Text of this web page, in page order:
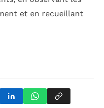
et en recueillant